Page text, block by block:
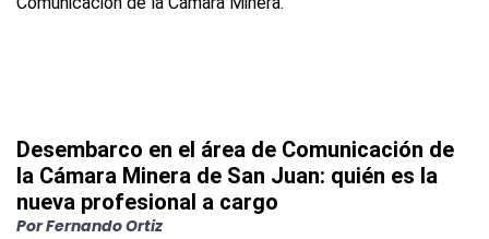
Desembarco en el área de Comunicación de
la Cámara Minera de San Juan: quién es la
nueva profesional a cargo
PorFernando Ortiz